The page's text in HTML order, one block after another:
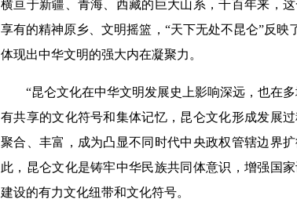
横亘于新疆、青海、西藏的巨大山系，千百年来，
享有的精神原乡、文明摇篮，“天下无处不昆仑”反映
体现出中华文明的强大内在凝聚力。
“昆仑文化在中华文明发展史上影响深远，也在多
有共享的文化符号和集体记忆，昆仑文化形成发展
聚合、丰富，成为凸显不同时代中央政权管辖边界
此，昆仑文化是铸牢中华民族共同体意识，增强国
建设的有力文化纽带和文化符号。